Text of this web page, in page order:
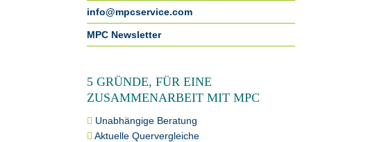
info@mpcservice.com
MPC Newsletter
5 GRÜNDE, FÜR EINE
ZUSAMMENARBEIT MIT MPC
Unabhängige Beratung
Aktuelle Quervergleiche